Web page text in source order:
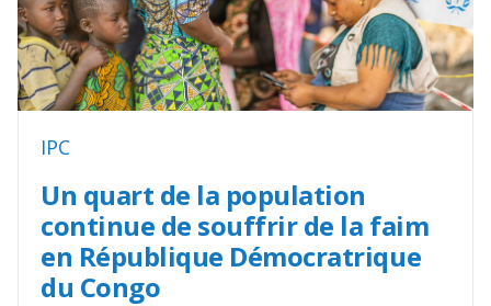
IPC
Un quart de la population
continue de souffrir de la faim
en République Démocratrique
du Congo